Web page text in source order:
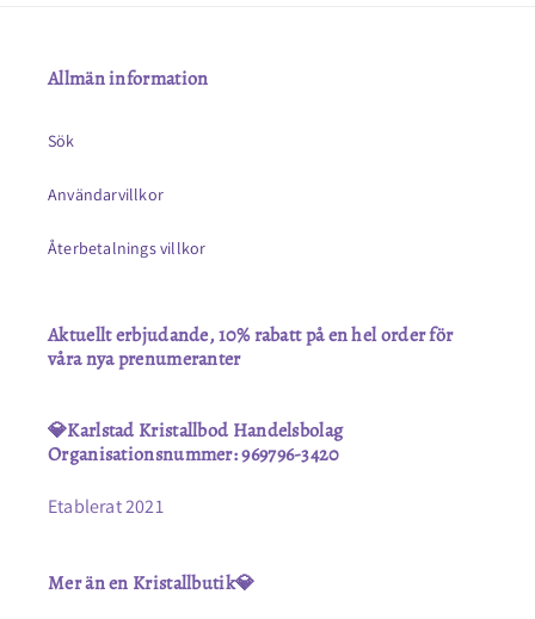
Allmän information
Sök
Användarvillkor
Återbetalnings villkor
Aktuellt erbjudande, 10% rabatt på en hel order för
våra nya prenumeranter
💎Karlstad Kristallbod Handelsbolag
Organisationsnummer: 969796-3420
Etablerat 2021
Mer än en Kristallbutik💎